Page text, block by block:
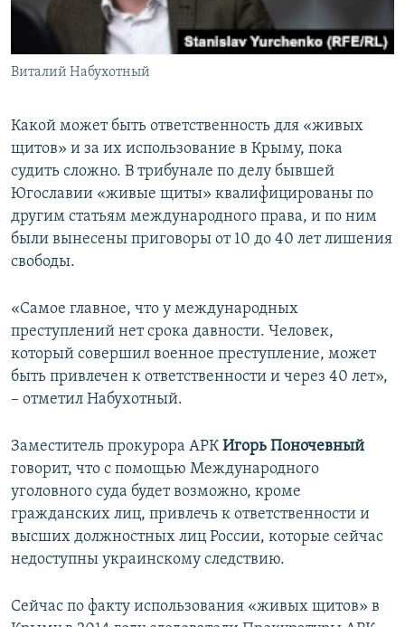
Виталий Набухотный
Какой может быть ответственность для «живых
щитов» и за их использование в Крыму, пока
судить сложно. В трибунале по делу бывшей
Югославии «живые щиты» квалифицированы по
другим статьям международного права, и по ним
были вынесены приговоры от 10 до 40 лет лишения
свободы.
«Самое главное, что у международных
преступлений нет срока давности. Человек,
который совершил военное преступление, может
быть привлечен к ответственности и через 40 лет»,
– отметил Набухотный.
Заместитель прокурора АРКИгорь Поночевный
говорит, что с помощью Международного
уголовного суда будет возможно, кроме
гражданских лиц, привлечь к ответственности и
высших должностных лиц России, которые сейчас
недоступны украинскому следствию.
Сейчас по факту использования «живых щитов» в